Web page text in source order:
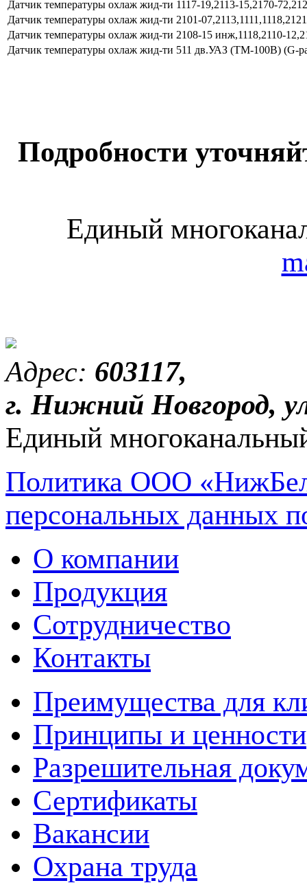
Датчик температуры охлаж жид-ти 1117-19,2113-15,2170-
Датчик температуры охлаж жид-ти 2101-
Датчик температуры охлаж жид-ти 2108-15 инж,1118,2110-
Датчик температуры охлаж жид-ти 511 дв.УАЗ (ТМ-100В) (G-
Подробности
Единый
Адрес: 603117,
г. Нижний Новгород,
Единый
Политика ООО
персональных данных
О компании
Продукция
Сотрудничество
Контакты
Преимущества для
Принципы и ценности
Разрешительная
Сертификаты
Вакансии
Охрана труда